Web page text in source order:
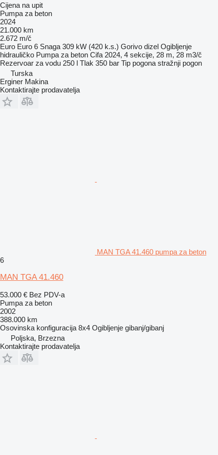
Cijena na upit
Pumpa za beton
2024
21.000 km
2.672 m/č
Euro Euro 6 Snaga 309 kW (420 k.s.) Gorivo dizel Ogibljenje
hidrauličko Pumpa za beton Cifa 2024, 4 sekcije, 28 m, 28 m3/č
Rezervoar za vodu 250 l Tlak 350 bar Tip pogona stražnji pogon
Turska
Erginer Makina
Kontaktirajte prodavatelja
MAN TGA 41.460 pumpa za beton
6
MAN TGA 41.460
53.000 € Bez PDV-a
Pumpa za beton
2002
388.000 km
Osovinska konfiguracija 8x4 Ogibljenje gibanj/gibanj
Poljska, Brzezna
Kontaktirajte prodavatelja